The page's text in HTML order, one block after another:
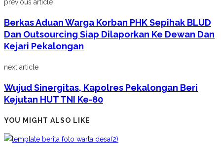
previous article
Berkas Aduan Warga Korban PHK Sepihak BLUD
Dan Outsourcing Siap Dilaporkan Ke Dewan Dan
Kejari Pekalongan
next article
Wujud Sinergitas, Kapolres Pekalongan Beri
Kejutan HUT TNI Ke-80
YOU MIGHT ALSO LIKE